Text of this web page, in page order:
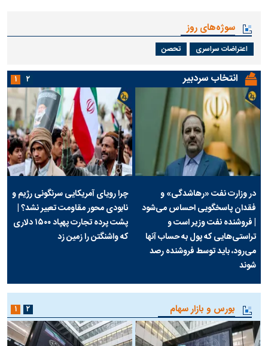
سوژه‌های روز
اعتراضات سراسری تحصن
انتخاب سردبیر
در وزارت نفت «رهاشدگی» و
فقدان پاسخگویی احساس می‌شود
| فروشنده نفت وزیر است و
تراستی‌هایی که پول به حساب آنها
می‌رود، باید توسط فروشنده رصد
شوند
چرا رویای آمریکایی سرنگونی رژیم و
نابودی محور مقاومت تعبیر نشد؟ |
پشت پرده تجارت پهپاد‌ ۱۵۰۰ دلاری
که واشنگتن را زمین زد
۱ ۲
بورس و بازار سهام ۱ ۲